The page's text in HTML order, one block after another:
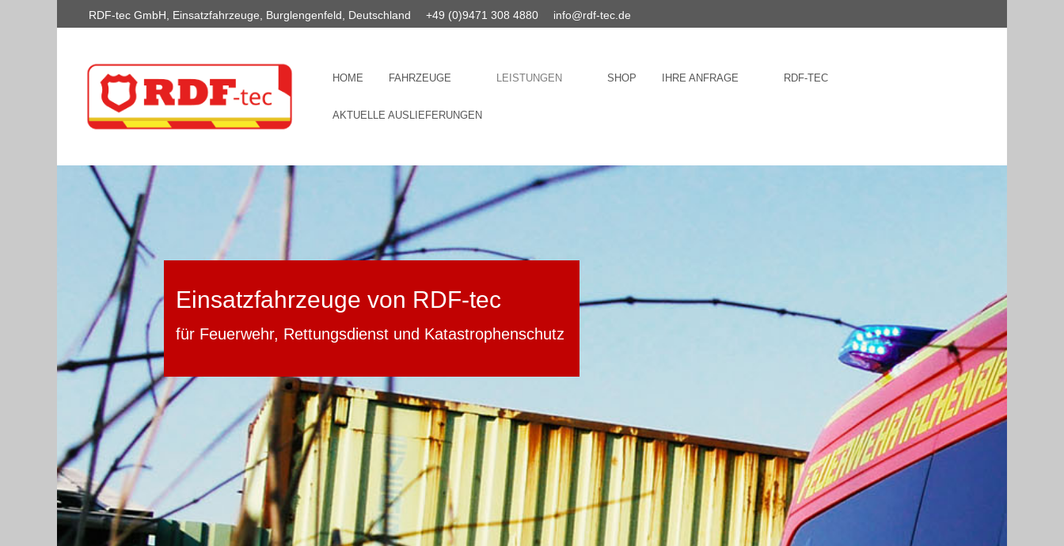
RDF-tec GmbH, Einsatzfahrzeuge, Burglengenfeld, Deutschland +49 (0)9471 308 4880 info@rdf-tec.de
HOME FAHRZEUGE LEISTUNGEN SHOP IHRE ANFRAGE RDF-TEC
AKTUELLE AUSLIEFERUNGEN
Einsatzfahrzeuge von RDF-tec
für Feuerwehr, Rettungsdienst und Katastrophenschutz